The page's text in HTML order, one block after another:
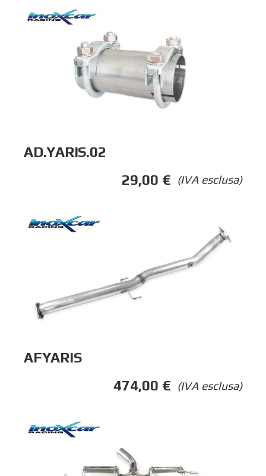
AD.YARIS.02
(IVA esclusa)
29,00 €
AFYARIS
(IVA esclusa)
474,00 €